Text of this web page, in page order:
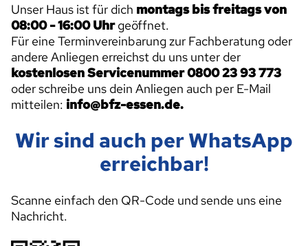
Unser Haus ist für dich montags bis freitags von
08:00 - 16:00 Uhrgeöffnet.
Für eine Terminvereinbarung zur Fachberatung oder
andere Anliegen erreichst du uns unter der
kostenlosen Servicenummer 0800 23 93 773
oder schreibe uns dein Anliegen auch per E-Mail
mitteilen: info@bfz-essen.de.
Wir sind auch per WhatsApp
erreichbar!
Scanne einfach den QR-Code und sende uns eine
Nachricht.